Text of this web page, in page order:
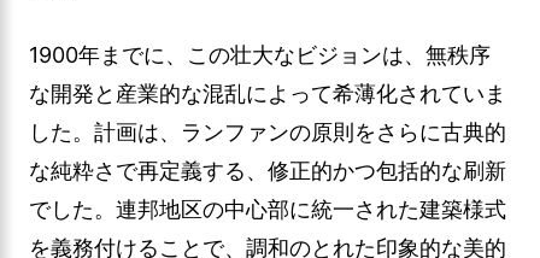
1900年までに、この壮大なビジョンは、無秩序
な開発と産業的な混乱によって希薄化されていま
した。計画は、ランファンの原則をさらに古典的
な純粋さで再定義する、修正的かつ包括的な刷新
でした。連邦地区の中心部に統一された建築様式
を義務付けることで、調和のとれた印象的な美的